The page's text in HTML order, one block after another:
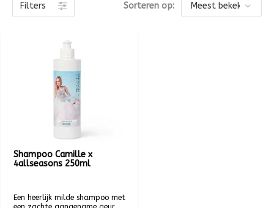
Filters Sorteren op:
Shampoo Camille x
4allseasons 250ml
Een heerlijk milde shampoo met